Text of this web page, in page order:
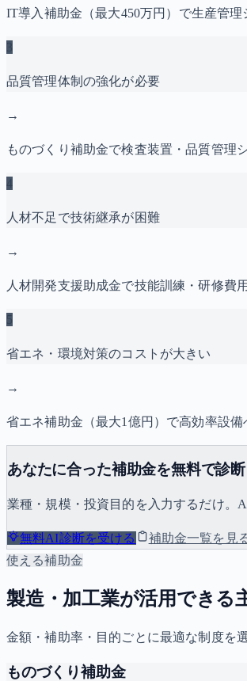
IT導入補助金（最大450万円）で生産管
品質管理体制の強化が必要
→
ものづくり補助金で検査装置・品質管理
人材不足で技術継承が困難
→
人材開発支援助成金で技能訓練・研修費
省エネ・環境対策のコストが大きい
→
省エネ補助金（最大1億円）で高効率設
あなたに合った補助金を無料で診断
業種・規模・投資目的を入力するだけ。
無料AI診断を受ける
補助金一覧を見
使える補助金
製造・加工業が活用できる
金額・補助率・目的ごとに最適な制度を
ものづくり補助金